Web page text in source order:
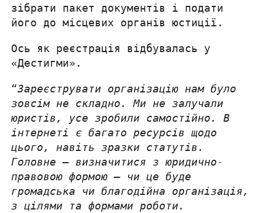
зібрати пакет документів і подати
його до місцевих органів юстиції.
Ось як реєстрація відбувалась у
«Дестигми».
“Зареєструвати організацію нам було
зовсім не складно. Ми не залучали
юристів, усе зробили самостійно. В
інтернеті є багато ресурсів щодо
цього, навіть зразки статутів.
Головне — визначитися з юридично-
правовою формою — чи це буде
громадська чи благодійна організація,
з цілями та формами роботи.